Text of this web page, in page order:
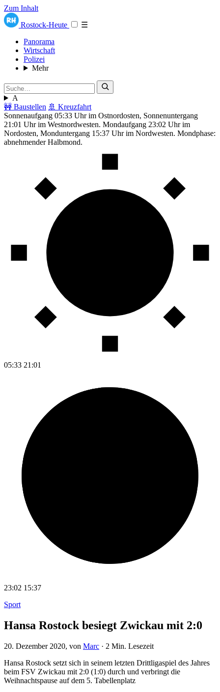
Zum Inhalt
Rostock-Heute
☰
Panorama
Wirtschaft
Polizei
Mehr
A
🚧 Baustellen 🚢 Kreuzfahrt
Sonnenaufgang 05:33 Uhr im Ostnordosten, Sonnenuntergang
21:01 Uhr im Westnordwesten. Mondaufgang 23:02 Uhr im
Nordosten, Monduntergang 15:37 Uhr im Nordwesten. Mondphase:
abnehmender Halbmond.
05:33 21:01
23:02 15:37
Sport
Hansa Rostock besiegt Zwickau mit 2:0
20. Dezember 2020, von Marc · 2 Min. Lesezeit
Hansa Rostock setzt sich in seinem letzten Drittligaspiel des Jahres
beim FSV Zwickau mit 2:0 (1:0) durch und verbringt die
Weihnachtspause auf dem 5. Tabellenplatz